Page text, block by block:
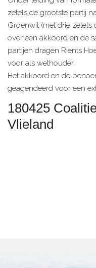
zetels de grootste partij
Groenwit (met drie zetels
over een akkoord en de
partijen dragen Rients
voor als wethouder.
Het akkoord en de
geagendeerd voor een
180425
Vlieland